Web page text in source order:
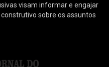
visam informar e engajar
sobre os assuntos